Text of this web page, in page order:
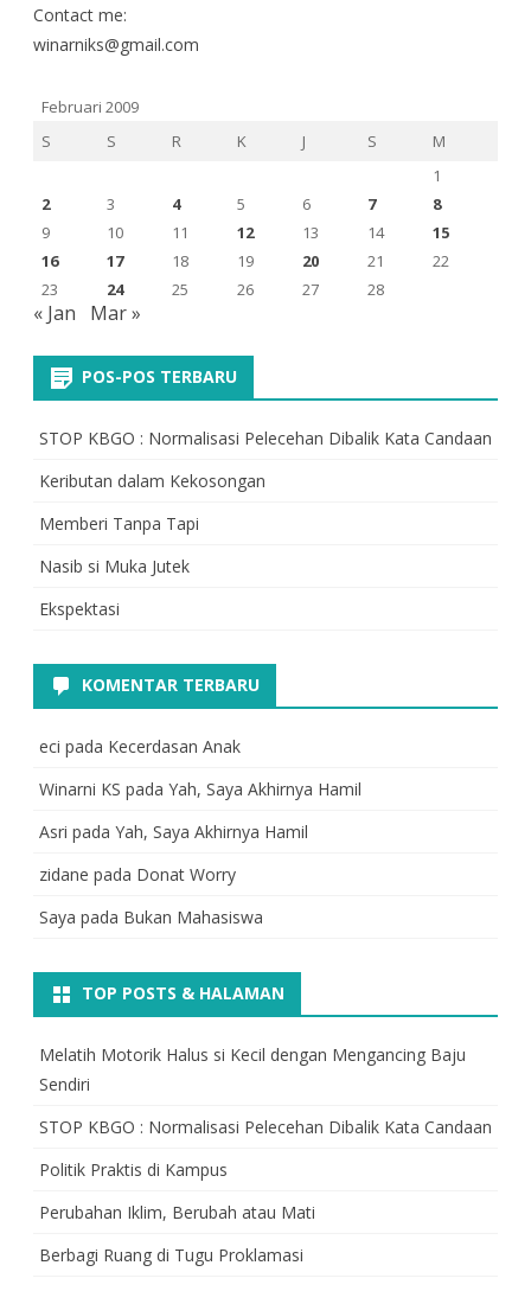
Contact me:
winarniks@gmail.com
Februari 2009
S
S R K J S
M
1
2
3 4 5 6 7
8
9
10 11 12 13 14
15
16
17 18 19 20 21
22
23
24 25 26 27 28
« Jan Mar »
POS-POS TERBARU
STOP KBGO : Normalisasi Pelecehan Dibalik Kata Candaan
Keributan dalam Kekosongan
Memberi Tanpa Tapi
Nasib si Muka Jutek
Ekspektasi
KOMENTAR TERBARU
eci pada Kecerdasan Anak
Winarni KS pada Yah, Saya Akhirnya Hamil
Asri pada Yah, Saya Akhirnya Hamil
zidane pada Donat Worry
Saya pada Bukan Mahasiswa
TOP POSTS & HALAMAN
Melatih Motorik Halus si Kecil dengan Mengancing Baju
Sendiri
STOP KBGO : Normalisasi Pelecehan Dibalik Kata Candaan
Politik Praktis di Kampus
Perubahan Iklim, Berubah atau Mati
Berbagi Ruang di Tugu Proklamasi